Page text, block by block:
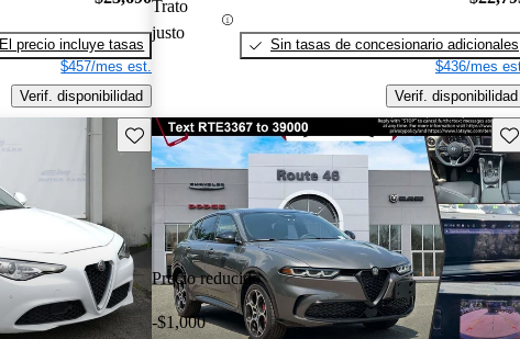
El precio incluye tasas
$457/mes est.
Verif. disponibilidad
Trato
justo
Sin tasas de concesionario adicionales
$436/mes
Verif. disponibilidad
Guarda este Aviso
Precio reducido
-$1,000